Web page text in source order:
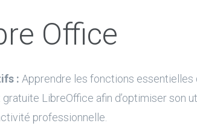
Office
: Apprendre les fonctions essentielles
gratuite LibreOffice afin d’optimiser son
professionnelle.